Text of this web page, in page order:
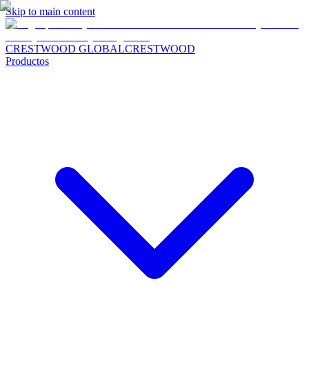
Skip to main content
CRESTWOOD GLOBALCRESTWOOD
Productos